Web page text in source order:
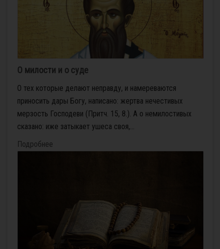
О милости и о суде
О тех которые делают неправду, и намереваются
приносить дары Богу, написано: жертва нечестивых
мерзость Господеви (Притч. 15, 8.). А о немилостивых
сказано: иже затыкает ушеса своя,...
Подробнее